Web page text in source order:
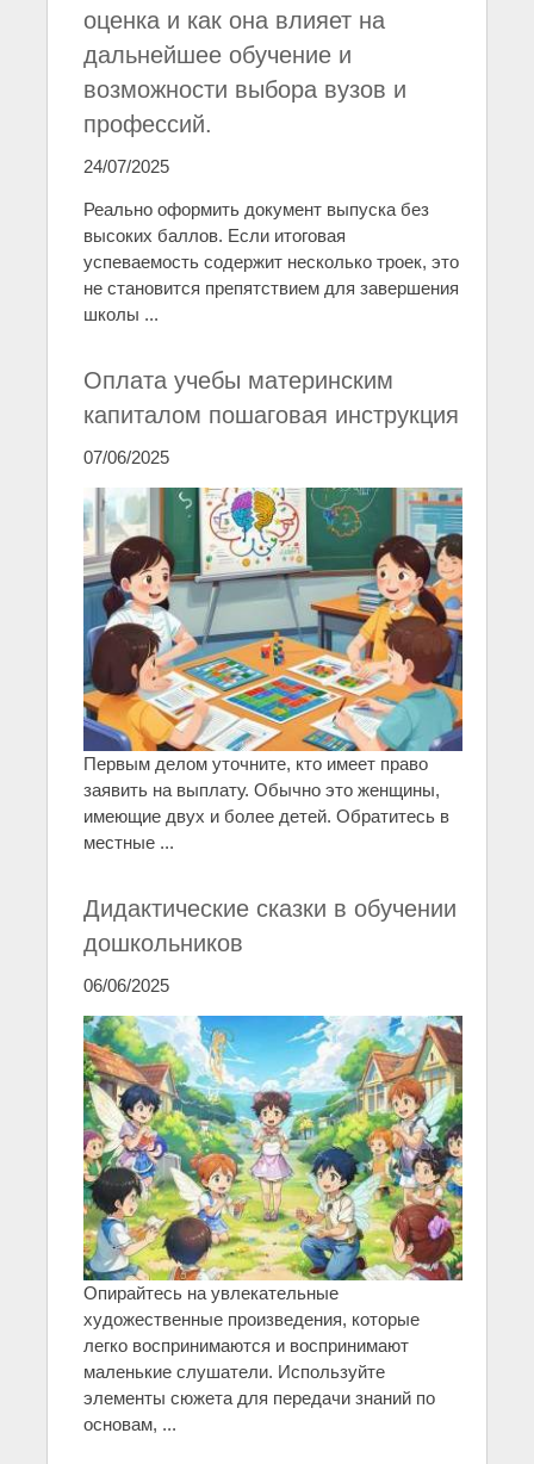
оценка и как она влияет на
дальнейшее обучение и
возможности выбора вузов и
профессий.
24/07/2025
Реально оформить документ выпуска без
высоких баллов. Если итоговая
успеваемость содержит несколько троек, это
не становится препятствием для завершения
школы ...
Оплата учебы материнским
капиталом пошаговая инструкция
07/06/2025
Первым делом уточните, кто имеет право
заявить на выплату. Обычно это женщины,
имеющие двух и более детей. Обратитесь в
местные ...
Дидактические сказки в обучении
дошкольников
06/06/2025
Опирайтесь на увлекательные
художественные произведения, которые
легко воспринимаются и воспринимают
маленькие слушатели. Используйте
элементы сюжета для передачи знаний по
основам, ...